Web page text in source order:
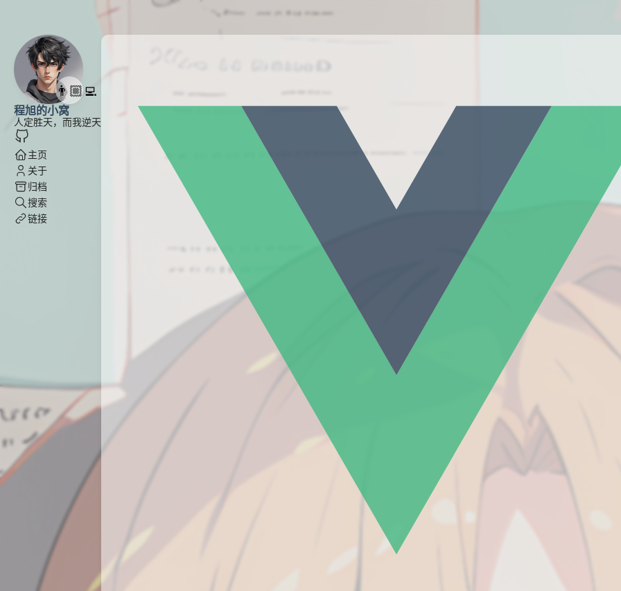
👨🏼‍💻
程旭的小窝
人定胜天，而我逆天
主页
关于
归档
搜索
链接